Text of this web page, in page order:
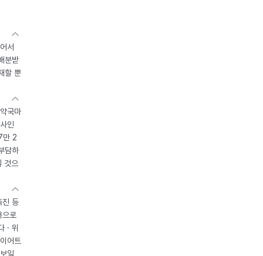
서
분받
할 뿐
국마
인
만 2
담하
것으
진 등
로
· 위
어트
일